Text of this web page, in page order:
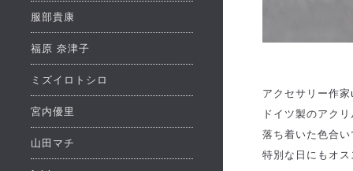
アクセサリー作
ドイツ製のアク
落ち着いた色合
特別な日にもオ
服部貴康
福原 奈津子
ミズイロトシロ
宮内優里
山田マチ